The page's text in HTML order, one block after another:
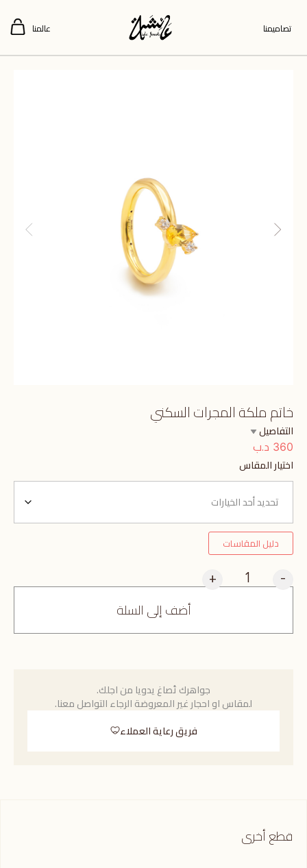
تصاميمنا عالمنا
خاتم ملكة المجرات السكني
التفاصيل
360 د.ب
اختيار المقاس
دليل المقاسات
-
+
أضف إلى السلة
جواهرك تُصاغ يدويا من اجلك.
لمقاس او احجار غير المعروضة الرجاء التواصل معنا.
فريق رعاية العملاء
قطع أخرى